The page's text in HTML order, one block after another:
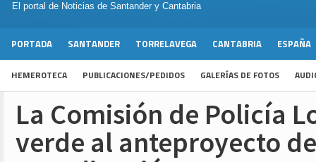
El portal de Noticias de Santander y Cantabria
PORTADA SANTANDER TORRELAVEGA CANTABRIA ESPAÑA
HEMEROTECA PUBLICACIONES/PEDIDOS GALERÍAS DE FOTOS
La Comisión de Policía
verde al anteproyecto